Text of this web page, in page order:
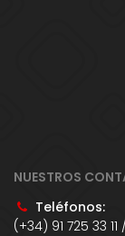
NUESTROS
Teléfonos:
(+34) 91 725 33